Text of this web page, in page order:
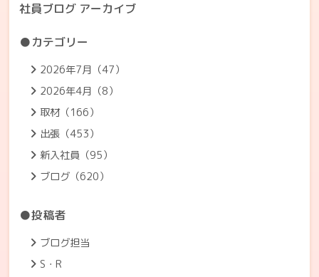
社員ブログ アーカイブ
●カテゴリー
2026年7月（47）
2026年4月（8）
取材（166）
出張（453）
新入社員（95）
ブログ（620）
●投稿者
ブログ担当
S・R